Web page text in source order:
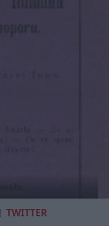
|TWITTER